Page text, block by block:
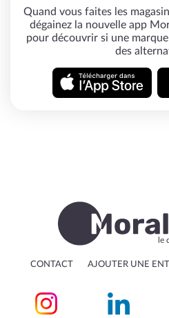
Quand vous faites les
dégainez la nouvelle app
pour découvrir si une
des
le
CONTACT AJOUTER UNE